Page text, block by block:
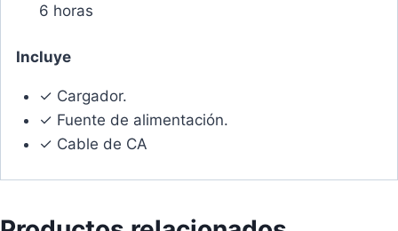
6 horas
Incluye
✓ Cargador.
✓ Fuente de alimentación.
✓ Cable de CA